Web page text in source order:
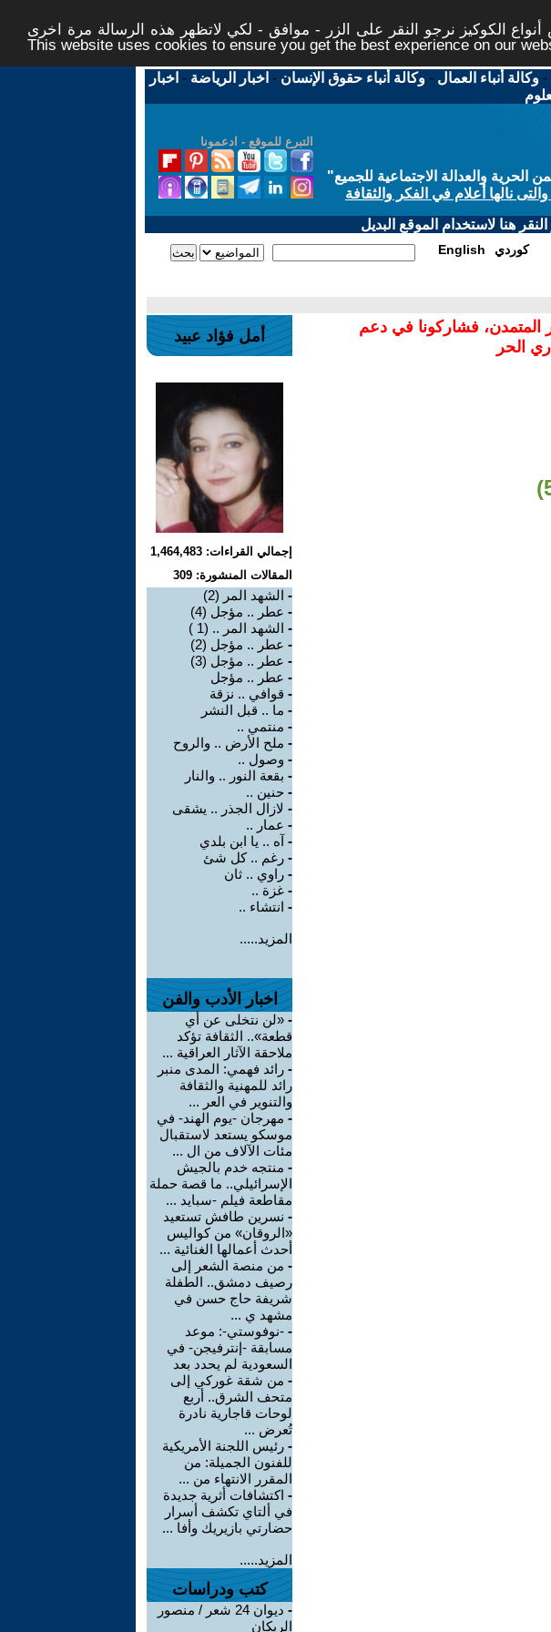
الكوكيز نرجو النقر على الزر - موافق - لكي لاتظهر هذه الرسالة مرة اخرى -
This website uses cookies to ensure you get the best experience on our
-وكالة أنباء العمال -وكالة أنباء حقوق الإنسان - اخبار الرياضة - اخبار
التبرع للموقع - ادعمونا
والعدالة الاجتماعية للجميع"
نالها أعلام في الفكر والثقافة
هنا لاستخدام الموقع البديل
English كوردي
المتمدن، فشاركونا في دعم
الحر
أمل فؤاد عبيد
إجمالي القراءات: 1,464,483
المقالات المنشورة: 309
- الشهد المر (2)
- عطر .. مؤجل (4)
- الشهد المر .. (1 )
- عطر .. مؤجل (2)
- عطر .. مؤجل (3)
- عطر .. مؤجل
- قوافي .. نزقة
- ما .. قبل النشر
- منتمي ..
- ملح الأرض .. والروح
- وصول ..
- بقعة النور .. والنار
- حنين ..
- لازال الجذر .. يشقى
- عمار ..
- آه .. يا ابن بلدي
- رغم .. كل شئ
- راوي .. ثان
- غزة ..
- انتشاء ..
المزيد.....
اخبار الأدب والفن
- «لن نتخلى عن أي
قطعة».. الثقافة تؤكد
ملاحقة الآثار العراقية ...
- رائد فهمي: المدى منبر
رائد للمهنية والثقافة
والتنوير في العر ...
- مهرجان -يوم الهند- في
موسكو يستعد لاستقبال
مئات الآلاف من ال ...
- منتجه خدم بالجيش
الإسرائيلي.. ما قصة حملة
مقاطعة فيلم -سبايد ...
- نسرين طافش تستعيد
«الروقان» من كواليس
أحدث أعمالها الغنائية ...
- من منصة الشعر إلى
رصيف دمشق.. الطفلة
شريفة حاج حسن في
مشهد ي ...
- -نوفوستي-: موعد
مسابقة -إنترفيجن- في
السعودية لم يحدد بعد
- من شقة غوركي إلى
متحف الشرق.. أربع
لوحات قاجارية نادرة
تُعرض ...
- رئيس اللجنة الأمريكية
للفنون الجميلة: من
المقرر الانتهاء من ...
- اكتشافات أثرية جديدة
في ألتاي تكشف أسرار
حضارتي بازيريك وأفا ...
المزيد.....
كتب ودراسات
-
ديوان 24 شعر / منصور
الريكان